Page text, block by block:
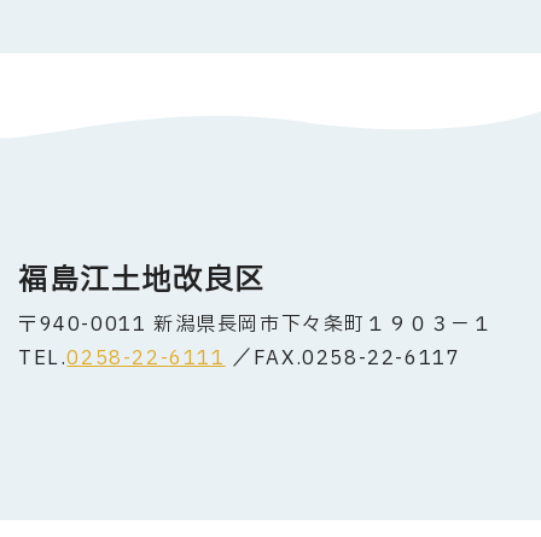
福島江土地改良区
〒940-0011 新潟県長岡市下々条町１９０３−１
TEL.0258-22-6111／FAX.0258-22-6117